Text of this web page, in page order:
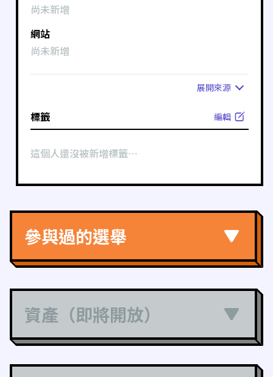
尚未新增
網站
尚未新增
展開來源
標籤 編輯
這個人還沒被新增標籤⋯
參與過的選舉
資產（即將開放）